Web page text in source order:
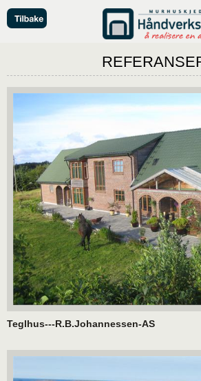
Teglhus---R.B.Johannessen-AS